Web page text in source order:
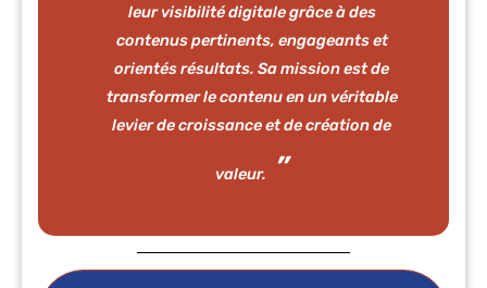
leur visibilité digitale grâce à des
contenus pertinents, engageants et
orientés résultats. Sa mission est de
transformer le contenu en un véritable
levier de croissance et de création de
valeur.